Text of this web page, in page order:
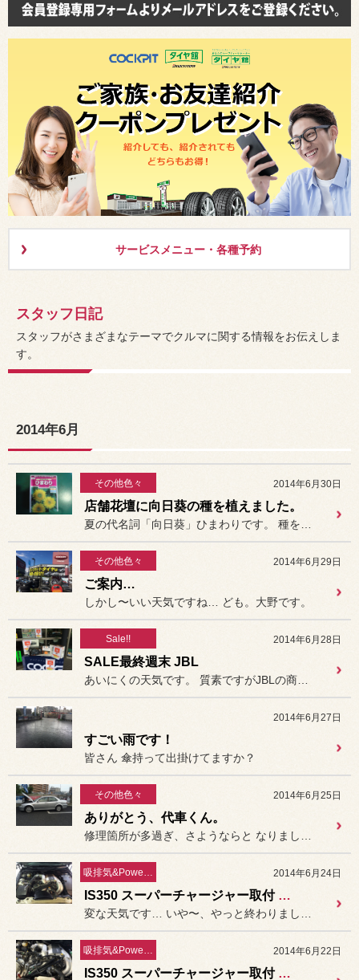
サービスメニュー・各種予約
スタッフ日記
スタッフがさまざまなテーマでクルマに関する情報をお伝えしま
す。
2014年6月
その他色々 2014年6月30日
店舗花壇に向日葵の種を植えました。
その他色々 2014年6月29日
ご案内…
しかし〜いい天気ですね… ども。大野です。
Sale!! 2014年6月28日
SALE最終週末 JBL
2014年6月27日
すごい雨です！
皆さん 傘持って出掛けてますか？
その他色々 2014年6月25日
ありがとう、代車くん。
吸排気&PowerUp!! 2014年6月24日
IS350 スーパーチャージャー取付 終了！
吸排気&PowerUp!! 2014年6月22日
IS350 スーパーチャージャー取付 その4